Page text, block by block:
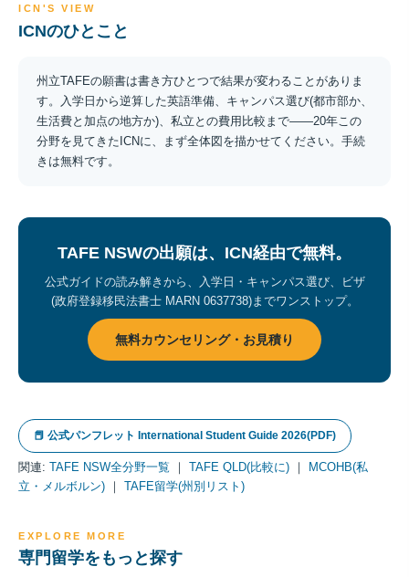
ICN'S VIEW
ICNのひとこと
州立TAFEの願書は書き方ひとつで結果が変わることがありま
す。入学日から逆算した英語準備、キャンパス選び(都市部か、
生活費と加点の地方か)、私立との費用比較まで——20年この
分野を見てきたICNに、まず全体図を描かせてください。手続
きは無料です。
TAFE NSWの出願は、ICN経由で無料。
公式ガイドの読み解きから、入学日・キャンパス選び、ビザ
(政府登録移民法書士 MARN 0637738)までワンストップ。
無料カウンセリング・お見積り
📕 公式パンフレット International Student Guide 2026(PDF)
関連: TAFE NSW全分野一覧 TAFE QLD(比較に)
MCOHB(私
立・メルボルン)
TAFE留学(州別リスト)
EXPLORE MORE
専門留学をもっと探す